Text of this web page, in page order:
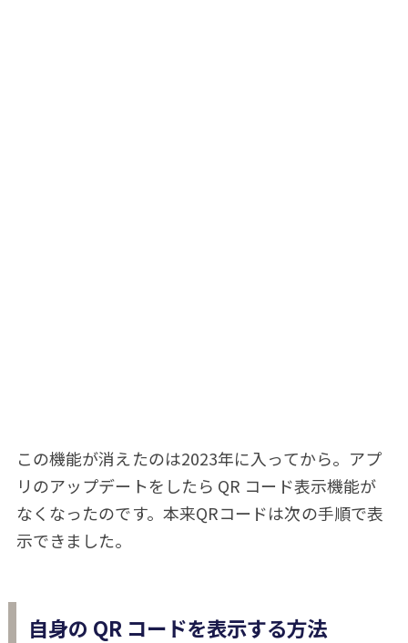
この機能が消えたのは2023年に入ってから。アプ
リのアップデートをしたら QR コード表示機能が
なくなったのです。本来QRコードは次の手順で表
示できました。
自身の QR コードを表示する方法